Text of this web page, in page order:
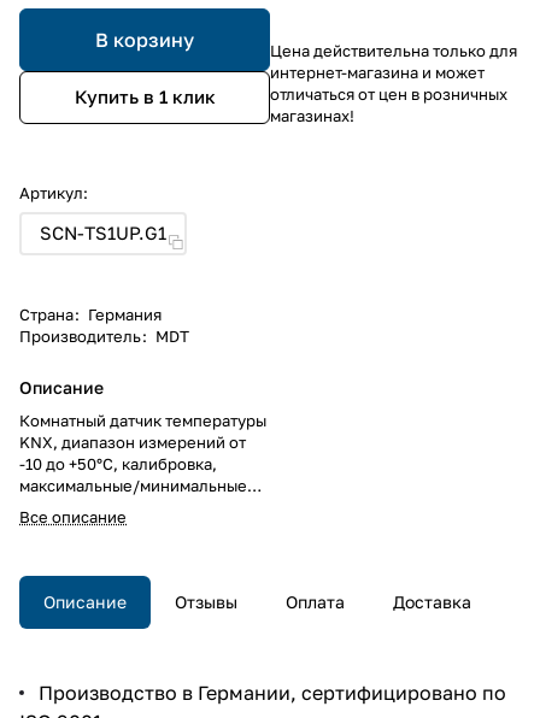
В корзину
Купить в 1 клик
Артикул:
SCN-TS1UP.G1
Страна: Германия
Производитель: MDT
Описание
Комнатный датчик температуры
KNX, диапазон измерений от
-10 до +50°C, калибровка,
максимальные/минимальные
значения, тревоги, сообщения,
в рамку 55x55 мм, белый
Все описание
Цена действительна только для
интернет-магазина и может
отличаться от цен в розничных
магазинах!
Описание Отзывы Оплата Доставка
Производство в Германии, сертифицировано по